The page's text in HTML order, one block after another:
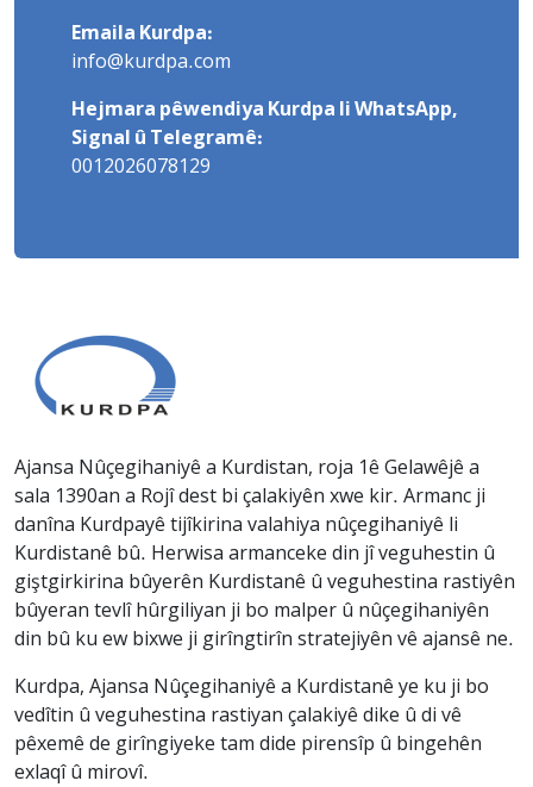
Emaila Kurdpa:
info@kurdpa.com
Hejmara pêwendiya Kurdpa li WhatsApp,
Signal û Telegramê:
0012026078129
Ajansa Nûçegihaniyê a Kurdistan, roja 1ê Gelawêjê a
sala 1390an a Rojî dest bi çalakiyên xwe kir. Armanc ji
danîna Kurdpayê tijîkirina valahiya nûçegihaniyê li
Kurdistanê bû. Herwisa armanceke din jî veguhestin û
giştgirkirina bûyerên Kurdistanê û veguhestina rastiyên
bûyeran tevlî hûrgiliyan ji bo malper û nûçegihaniyên
din bû ku ew bixwe ji girîngtirîn stratejiyên vê ajansê ne.
Kurdpa, Ajansa Nûçegihaniyê a Kurdistanê ye ku ji bo
vedîtin û veguhestina rastiyan çalakiyê dike û di vê
pêxemê de girîngiyeke tam dide pirensîp û bingehên
exlaqî û mirovî.